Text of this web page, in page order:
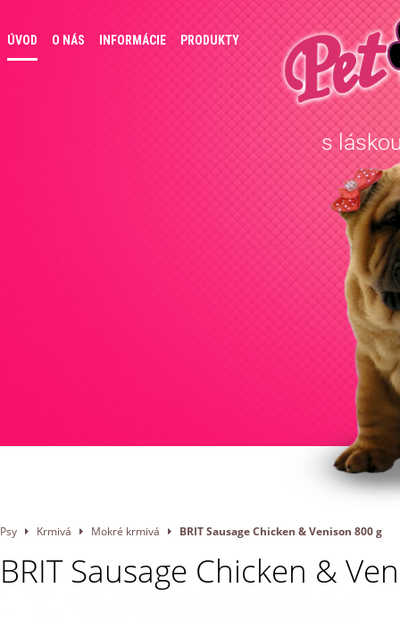
ÚVOD O NÁS INFORMÁCIE PRODUKTY
s
Psy Krmivá Mokré krmivá BRIT Sausage Chicken & Venison 800 g
BRIT Sausage Chicken &